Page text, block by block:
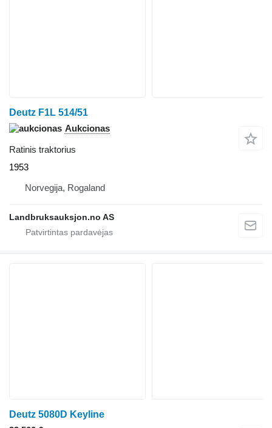
Deutz F1L 514/51
Aukcionas
Ratinis traktorius
1953
Norvegija, Rogaland
Landbruksauksjon.no AS
Deutz 5080D Keyline